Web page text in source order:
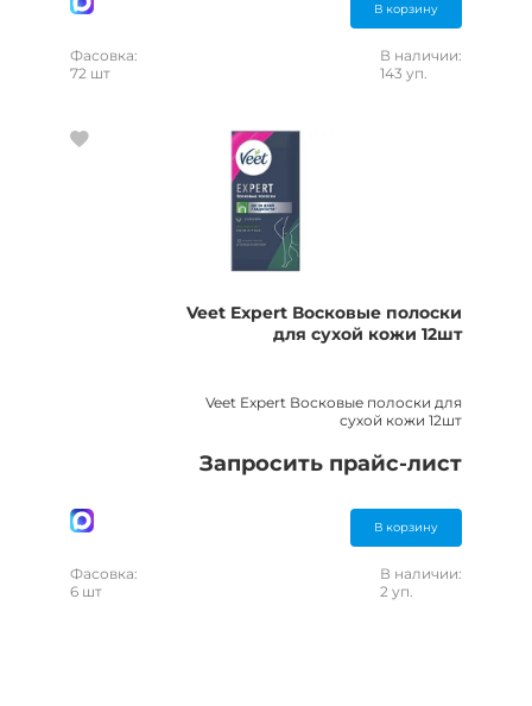
В корзину
Фасовка:
72 шт
В наличии:
143 уп.
Veet Expert Восковые полоски
для сухой кожи 12шт
Veet Expert Восковые полоски для
сухой кожи 12шт
Запросить прайс-лист
В корзину
Фасовка:
6 шт
В наличии:
2 уп.